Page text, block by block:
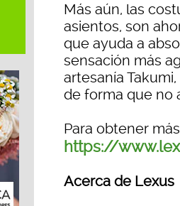
Más aún, las
asientos, son
que ayuda a
sensación más
artesanía
de forma que no
Para obtener
https://
Acerca de Lexus